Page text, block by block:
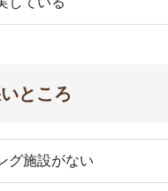
が充実している
件が豊富にある
住宅街